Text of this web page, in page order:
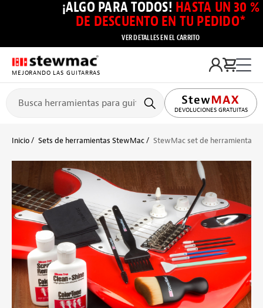
¡ALGO PARA TODOS! HASTA UN 30 %
DE DESCUENTO EN TU PEDIDO*
VER DETALLES EN EL CARRITO
MEJORANDO LAS GUITARRAS
DEVOLUCIONES GRATUITAS
Inicio Sets de herramientas StewMac StewMac set de herramientas